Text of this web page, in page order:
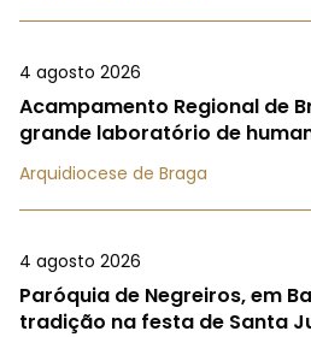
4 agosto 2026
Acampamento Regional de
grande laboratório de
Arquidiocese de Braga
4 agosto 2026
Paróquia de Negreiros, em
tradição na festa de Santa